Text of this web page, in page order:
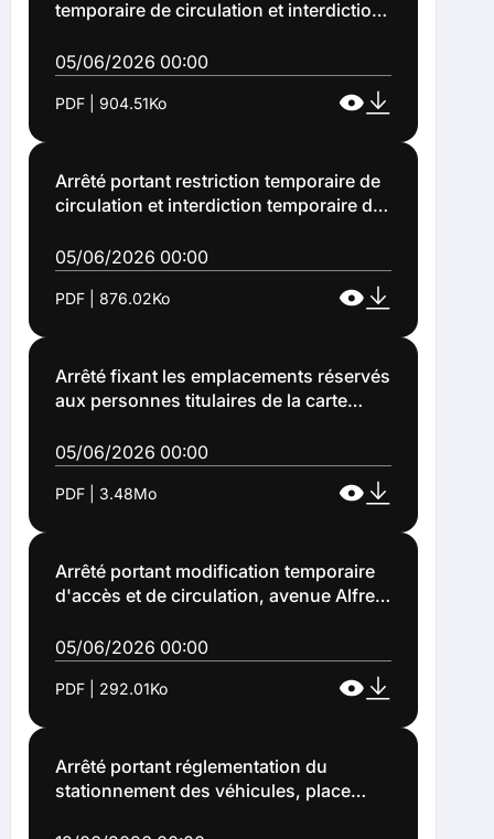
temporaire de circulation et interdiction
véhicules sur le territoire lensois du 8
juin au 27 novembre 2026 - entreprise
VEOLIA (Arrêté n°2026-1048)
05/06/2026 00:00
PDF | 904.51Ko
Arrêté portant restriction temporaire de
circulation et interdiction temporaire de
territoire lensois du 18 juin au 17 juillet
2026 - entreprise ENSIO (Arrêté
n°2026-1049)
05/06/2026 00:00
PDF | 876.02Ko
Arrêté fixant les emplacements réservés
aux personnes titulaires de la carte
handicapés ou carte mobilité inclusion
stationnement sur le territoire de la ville
de Lens (Arrêté n°2026-1051)
05/06/2026 00:00
PDF | 3.48Mo
Arrêté portant modification temporaire
d'accès et de circulation, avenue Alfred
commémorations sur la commune de
Lens (ARRETE 2026-1055)
05/06/2026 00:00
PDF | 292.01Ko
Arrêté portant réglementation du
stationnement des véhicules, place